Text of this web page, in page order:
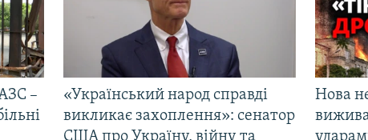
–
«Український народ справді
викликає захоплення»: сенатор
США про Україну, війну та
Нова